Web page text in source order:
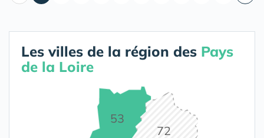
Les villes de la région des Pays
de la Loire
53
72